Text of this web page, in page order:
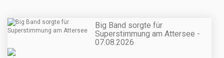
Big Band sorgte für
Superstimmung am Attersee -
07.08.2026